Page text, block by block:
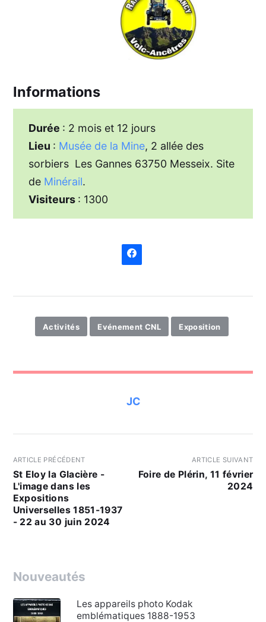
Informations
Durée : 2 mois et 12 jours
Lieu : Musée de la Mine, 2 allée des
sorbiers Les Gannes 63750 Messeix. Site
de Minérail.
Visiteurs : 1300
Activités Evénement CNL Exposition
JC
ARTICLE PRÉCÉDENT
St Eloy la Glacière -
L'image dans les
Expositions
Universelles 1851-1937
- 22 au 30 juin 2024
ARTICLE SUIVANT
Foire de Plérin, 11 février
2024
Nouveautés
Les appareils photo Kodak
emblématiques 1888-1953